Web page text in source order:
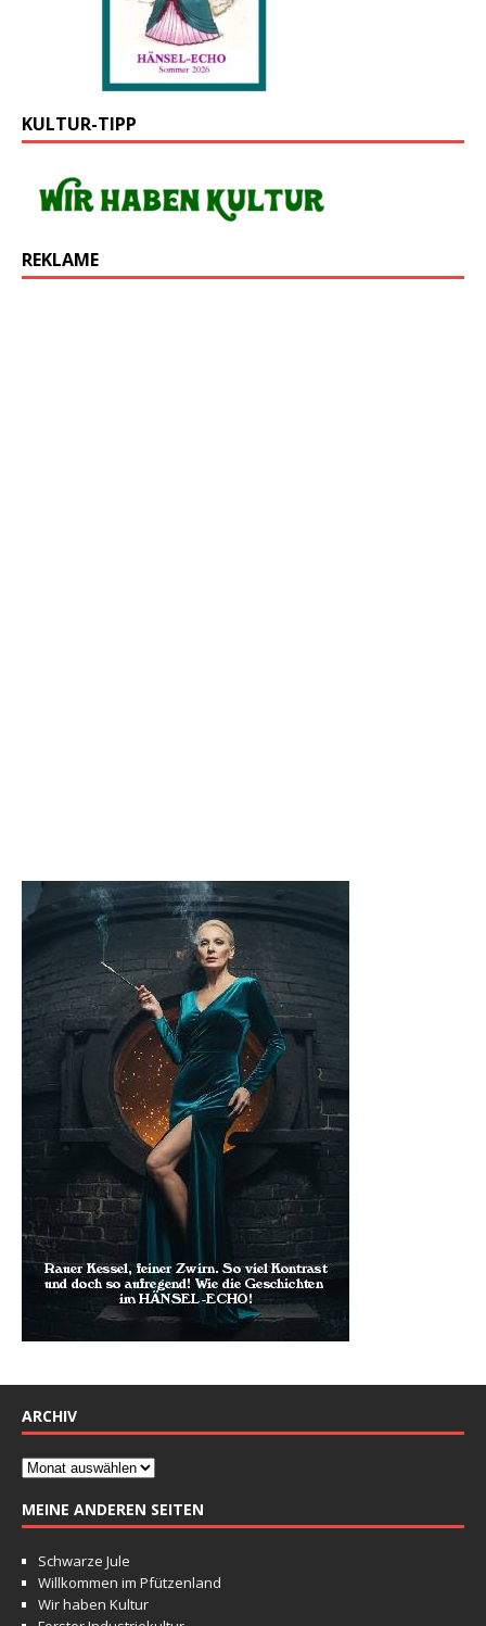
KULTUR-TIPP
REKLAME
ARCHIV
MEINE ANDEREN SEITEN
Schwarze Jule
Willkommen im Pfützenland
Wir haben Kultur